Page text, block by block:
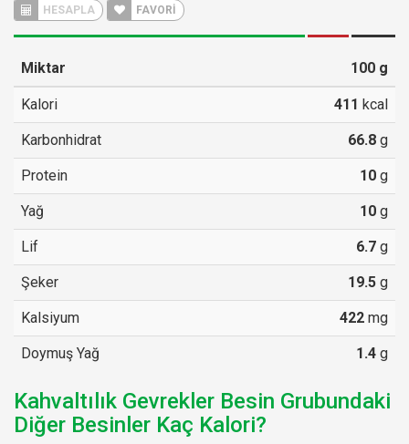
HESAPLA FAVORİ
Miktar 100 g
Kalori 411 kcal
Karbonhidrat 66.8 g
Protein 10 g
Yağ 10 g
Lif 6.7 g
Şeker 19.5 g
Kalsiyum 422 mg
Doymuş Yağ 1.4 g
Kahvaltılık Gevrekler Besin Grubundaki
Diğer Besinler Kaç Kalori?